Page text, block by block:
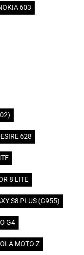
603
628
8 LITE
S8 PLUS (G955)
G4
MOTO Z